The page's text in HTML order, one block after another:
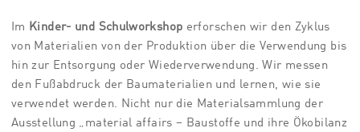
Im Kinder- und Schulworkshop erforschen wir den Zyklus
von Materialien von der Produktion über die Verwendung bis
hin zur Entsorgung oder Wiederverwendung. Wir messen
den Fußabdruck der Baumaterialien und lernen, wie sie
verwendet werden. Nicht nur die Materialsammlung der
Ausstellung „material affairs – Baustoffe und ihre Ökobilanz